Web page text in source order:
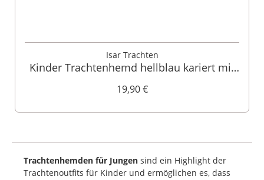
Isar Trachten
Kinder Trachtenhemd hellblau kariert mit
19,90 €
Trachtenhemden für Jungen sind ein Highlight der
Trachtenoutfits für Kinder und ermöglichen es, dass